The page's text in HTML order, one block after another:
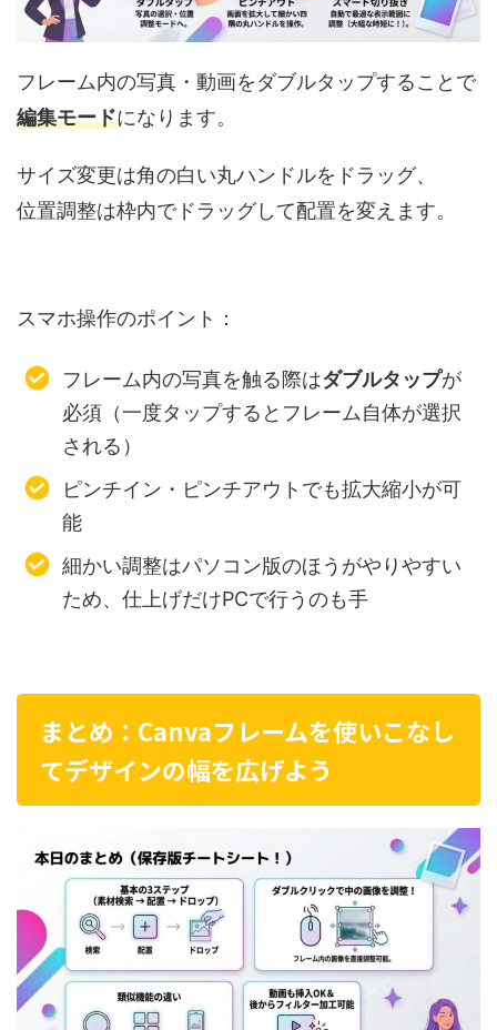
フレーム内の写真・動画をダブルタップすることで
編集モードになります。
サイズ変更は角の白い丸ハンドルをドラッグ、
位置調整は枠内でドラッグして配置を変えます。
スマホ操作のポイント：
フレーム内の写真を触る際はダブルタップが
必須（一度タップするとフレーム自体が選択
される）
ピンチイン・ピンチアウトでも拡大縮小が可
能
細かい調整はパソコン版のほうがやりやすい
ため、仕上げだけPCで行うのも手
まとめ：Canvaフレームを使いこなし
てデザインの幅を広げよう